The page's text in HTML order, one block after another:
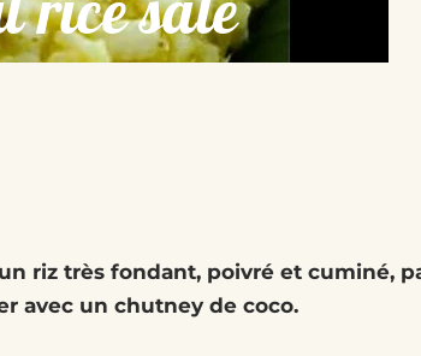
riz très fondant, poivré et cuminé,
avec un chutney de coco.